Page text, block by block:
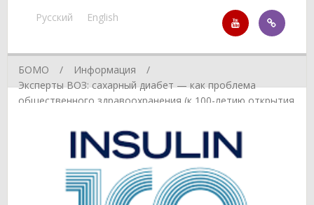
Русский English
БОМО
Информация
Эксперты ВОЗ: сахарный диабет — как проблема
общественного здравоохранения (к 100-летию открытия